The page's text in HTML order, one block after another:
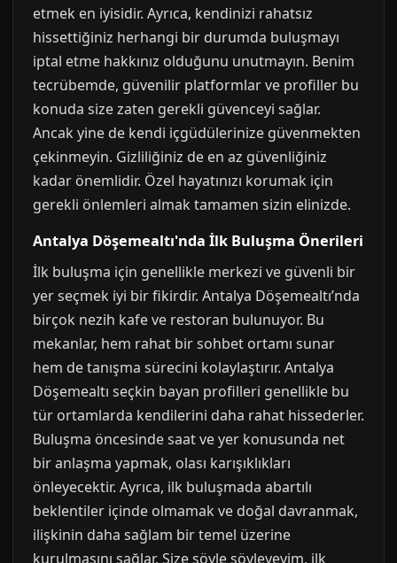
etmek en iyisidir. Ayrıca, kendinizi rahatsız
hissettiğiniz herhangi bir durumda buluşmayı
iptal etme hakkınız olduğunu unutmayın. Benim
tecrübemde, güvenilir platformlar ve profiller bu
konuda size zaten gerekli güvenceyi sağlar.
Ancak yine de kendi içgüdülerinize güvenmekten
çekinmeyin. Gizliliğiniz de en az güvenliğiniz
kadar önemlidir. Özel hayatınızı korumak için
gerekli önlemleri almak tamamen sizin elinizde.
Antalya Döşemealtı'nda İlk Buluşma Önerileri
İlk buluşma için genellikle merkezi ve güvenli bir
yer seçmek iyi bir fikirdir. Antalya Döşemealtı’nda
birçok nezih kafe ve restoran bulunuyor. Bu
mekanlar, hem rahat bir sohbet ortamı sunar
hem de tanışma sürecini kolaylaştırır. Antalya
Döşemealtı seçkin bayan profilleri genellikle bu
tür ortamlarda kendilerini daha rahat hissederler.
Buluşma öncesinde saat ve yer konusunda net
bir anlaşma yapmak, olası karışıklıkları
önleyecektir. Ayrıca, ilk buluşmada abartılı
beklentiler içinde olmamak ve doğal davranmak,
ilişkinin daha sağlam bir temel üzerine
kurulmasını sağlar. Size şöyle söyleyeyim, ilk